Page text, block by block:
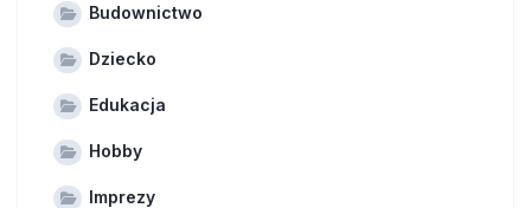
Budownictwo
Dziecko
Edukacja
Hobby
Imprezy